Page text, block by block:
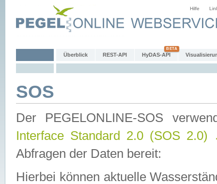
Hilfe
Überblick REST-API HyDAS-API
SOS
Der PEGELONLINE-SOS
Interface Standard 2.0 (SOS 2.0)
Abfragen der Daten bereit:
Hierbei können aktuelle